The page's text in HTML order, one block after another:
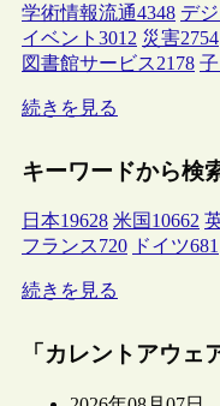
学術情報流通4348 デ
イベント 3012 災害2754
図書館サービス2178
続きを見る
キーワードから検
日本19628 米国 10662
フランス720 ドイツ681
続きを見る
「カレントアウェ